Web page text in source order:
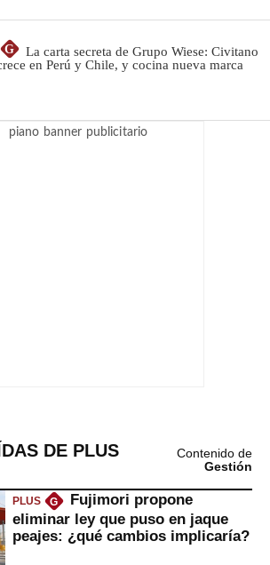
G
La carta secreta de Grupo Wiese: Civitano
en Perú y Chile, y cocina nueva marca
DE PLUS
Contenido de
Gestión
PLUS G
Fujimori propone
eliminar ley que puso en jaque
peajes: ¿qué cambios implicaría?